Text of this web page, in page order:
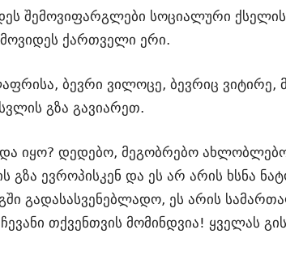
შემოვიფარგლები სოციალური ქსელის
ქართველი ერი.
ბევრი ვილოცე, ბევრიც ვიტირე,
გზა გავიარეთ.
იყო? დედებო, მეგობრებო
ევროპისკენ და ეს არ არის ხსნა
გადასასვენებლადო, ეს არის
თქვენთვის მომინდვია! ყველას